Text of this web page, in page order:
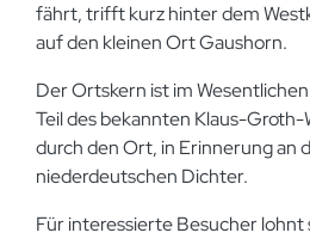
fährt, trifft kurz hinter dem
auf den kleinen Ort Gaushorn.
Der Ortskern ist im
Teil des bekannten Klaus-
durch den Ort, in Erinnerung an
niederdeutschen Dichter.
Für interessierte Besucher lohnt